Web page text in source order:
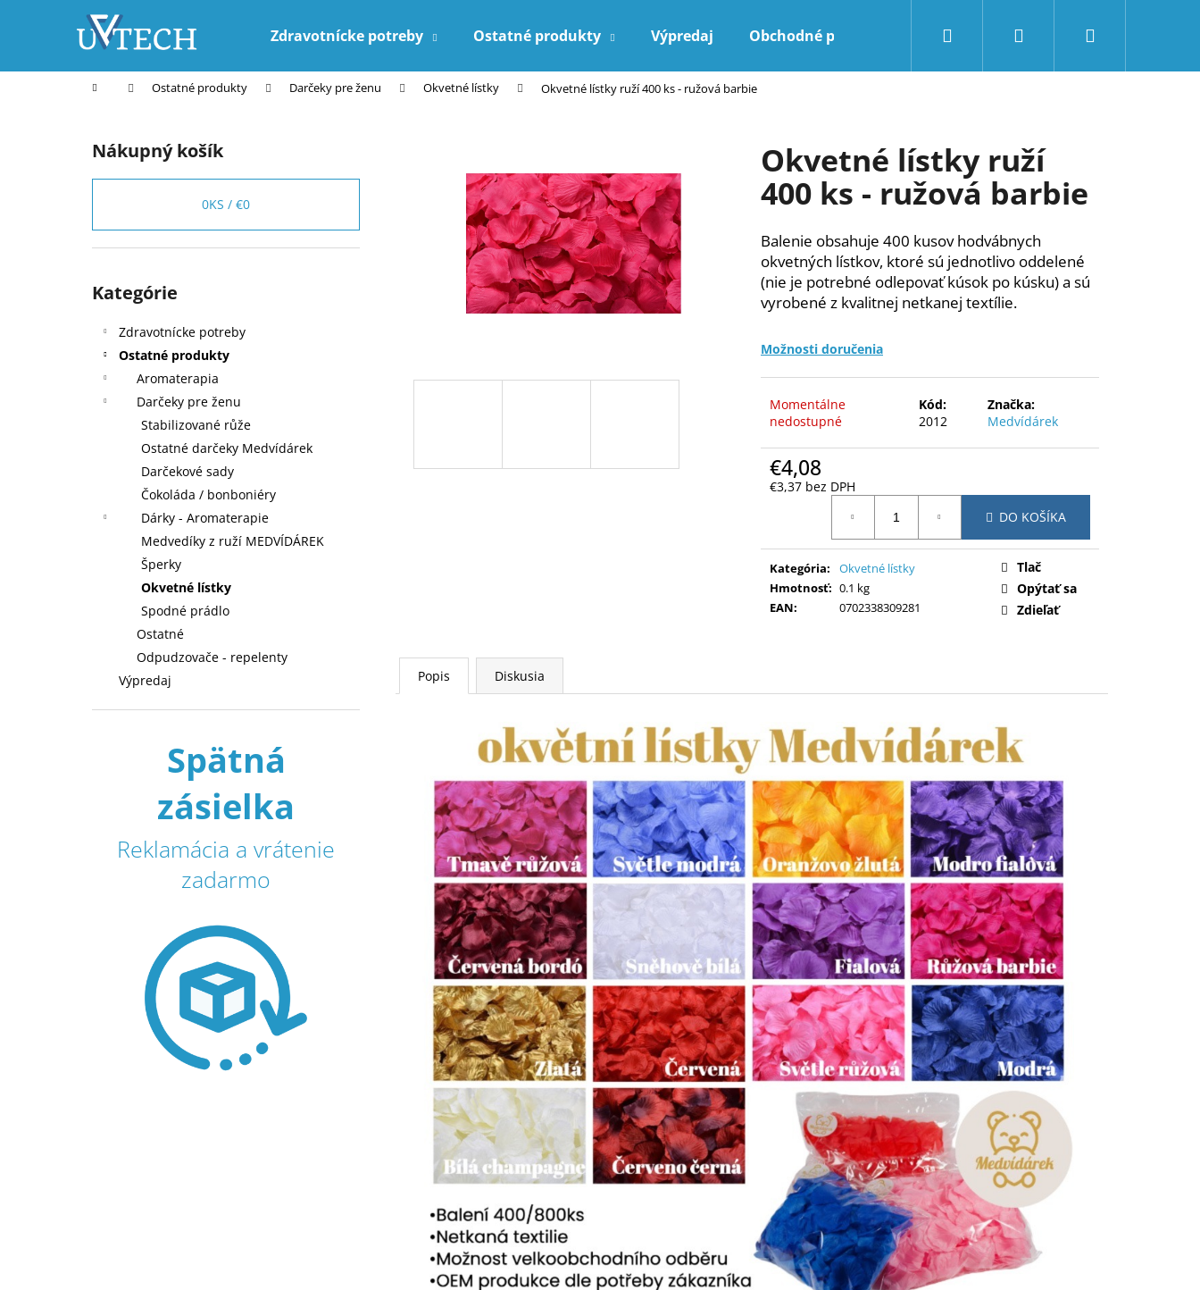
Zdravotnícke potreby Ostatné produkty Výpredaj Obchodné podmienky Kontakty Prihlásenie
Domov Ostatné produkty Darčeky pre ženu Okvetné lístky Okvetné lístky ruží 400 ks - ružová barbie
Nákupný košík
0KS / €0
kategórie
Kategórie
Zdravotnícke potreby
Ostatné produkty
Aromaterapia
Darčeky pre ženu
Stabilizované růže
Ostatné darčeky Medvídárek
Darčekové sady
Čokoláda / bonboniéry
Dárky - Aromaterapie
Medvedíky z ruží MEDVÍDÁREK
Šperky
Okvetné lístky
Spodné prádlo
Ostatné
Odpudzovače - repelenty
Výpredaj
Spätná
zásielka
Reklamácia a vrátenie
zadarmo
Okvetné lístky ruží
400 ks - ružová barbie
Balenie obsahuje 400 kusov hodvábnych
okvetných lístkov, ktoré sú jednotlivo oddelené
(nie je potrebné odlepovať kúsok po kúsku) a sú
vyrobené z kvalitnej netkanej textílie.
Možnosti doručenia
Momentálne
nedostupné
Kód:
2012
Značka:
Medvídárek
€4,08
€3,37 bez DPH
DO KOŠÍKA
Kategória:
Okvetné lístky
Hmotnosť: 0.1 kg
EAN: 0702338309281
Tlač
Opýtať sa
Zdieľať
Popis Diskusia
í
Späť
do
Späť
do
Čo potrebujete nájsť?
Odporúčame